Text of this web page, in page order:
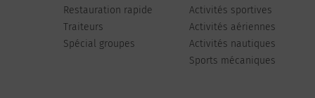
Restauration rapide
Traiteurs
Spécial groupes
Activités sportives
Activités aériennes
Activités nautiques
Sports mécaniques